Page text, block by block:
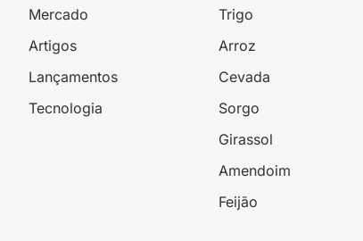
Mercado
Artigos
Lançamentos
Tecnologia
Trigo
Arroz
Cevada
Sorgo
Girassol
Amendoim
Feijão